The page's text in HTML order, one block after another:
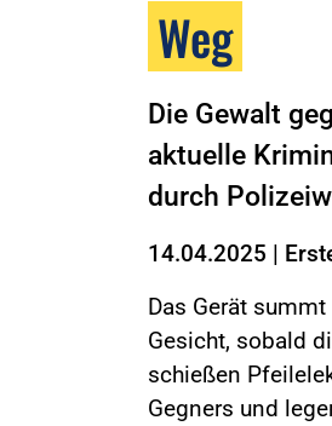
Weg
Die Gewalt
aktuelle
durch
14.04.2025 |
Das Gerät
Gesicht, sobald
schießen
Gegners und